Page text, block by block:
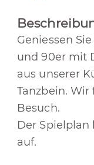
Geniessen
und 90er mit
aus unserer
Tanzbein.
Besuch.
Der
auf.